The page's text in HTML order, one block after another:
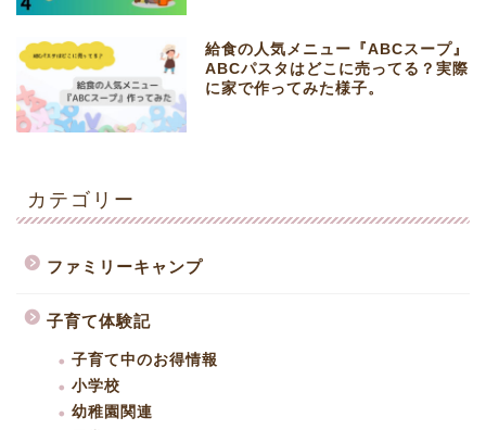
給食の人気メニュー『ABCスープ』
ABCパスタはどこに売ってる？実際
に家で作ってみた様子。
カテゴリー
ファミリーキャンプ
子育て体験記
子育て中のお得情報
小学校
幼稚園関連